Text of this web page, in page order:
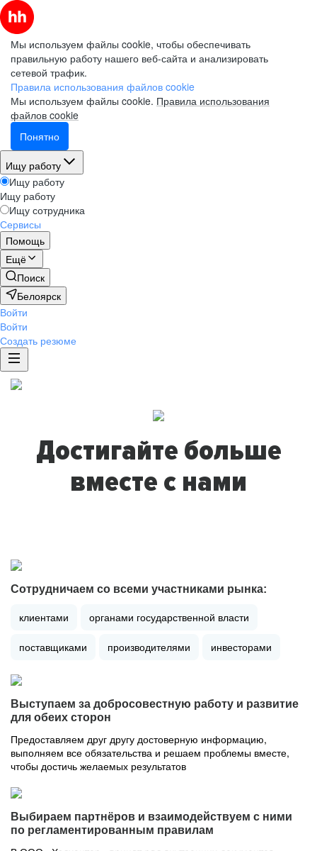
Мы используем файлы cookie, чтобы обеспечивать
правильную работу нашего веб-сайта и анализировать
сетевой трафик.
Правила использования файлов cookie
Мы используем файлы cookie. Правила использования
файлов cookie
Понятно
Ищу работу
Ищу работу
Ищу работу
Ищу сотрудника
Сервисы
Помощь
Ещё
Поиск
Белоярск
Войти
Войти
Создать резюме
Достигайте больше
вместе с нами
Сотрудничаем со всеми участниками рынка:
клиентами органами государственной власти
поставщиками производителями инвесторами
Выступаем за добросовестную работу и развитие
для обеих сторон
Предоставляем друг другу достоверную информацию,
выполняем все обязательства и решаем проблемы вместе,
чтобы достичь желаемых результатов
Выбираем партнёров и взаимодействуем с ними
по регламентированным правилам